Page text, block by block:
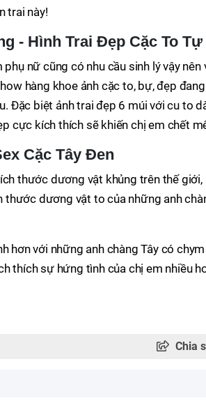
trai này!
- Hình Trai Đẹp Cặc To Tự
nữ cũng có nhu cầu sinh lý vậy nên
hàng khoe ảnh cặc to, bự, đẹp
Đặc biệt ảnh trai đẹp 6 múi với cu to
cực kích thích sẽ khiến chị em chết
Cặc Tây Đen
thước dương vật khủng trên thế
thước dương vật to của những anh
hơn với những anh chàng Tây có
thích sự hứng tình của chị em nhiều
Chia